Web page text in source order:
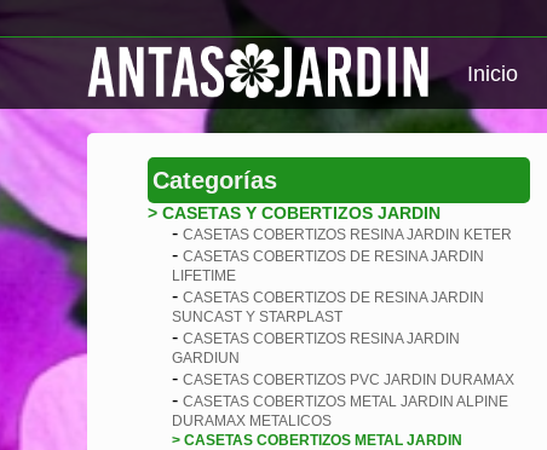
Inicio
Categorías
> CASETAS Y COBERTIZOS JARDIN
- CASETAS COBERTIZOS RESINA JARDIN KETER
- CASETAS COBERTIZOS DE RESINA JARDIN
LIFETIME
- CASETAS COBERTIZOS DE RESINA JARDIN
SUNCAST Y STARPLAST
- CASETAS COBERTIZOS RESINA JARDIN
GARDIUN
- CASETAS COBERTIZOS PVC JARDIN DURAMAX
- CASETAS COBERTIZOS METAL JARDIN ALPINE
DURAMAX METALICOS
> CASETAS COBERTIZOS METAL JARDIN